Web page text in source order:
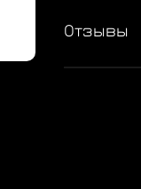
Отзывы